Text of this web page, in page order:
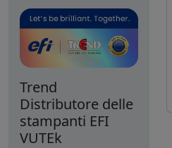
Trend
Distributore delle
stampanti EFI
VUTEk